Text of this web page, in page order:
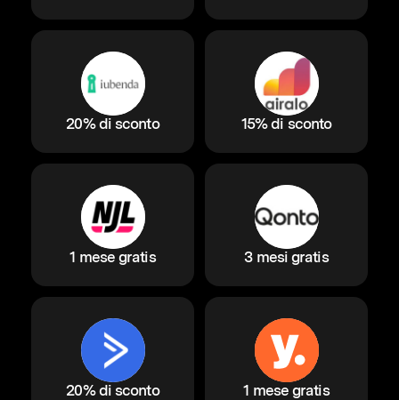
20% di sconto 15% di sconto
1 mese gratis 3 mesi gratis
20% di sconto 1 mese gratis